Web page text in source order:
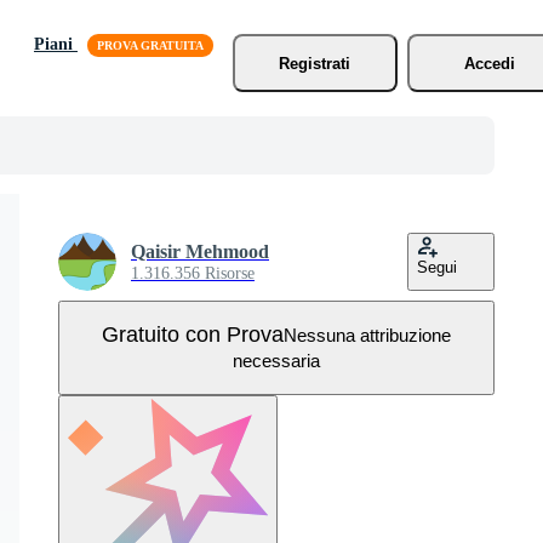
Piani
Registrati
Accedi
Qaisir Mehmood
1.316.356 Risorse Segui
Gratuito con ProvaNessuna attribuzione
necessaria